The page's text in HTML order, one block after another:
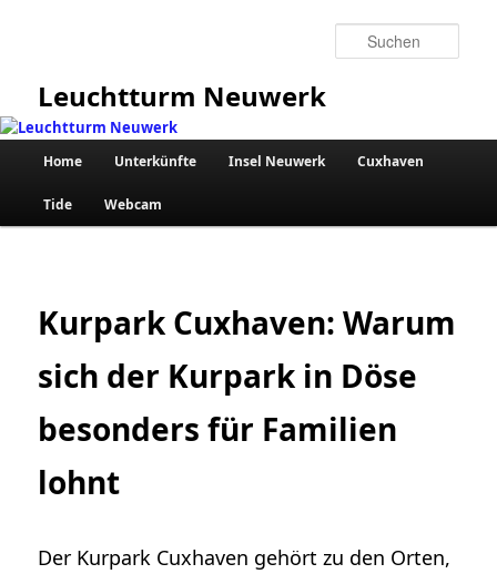
Leuchtturm Neuwerk
Hauptmenü
Home Unterkünfte Insel Neuwerk Cuxhaven
Tide Webcam
Kurpark Cuxhaven: Warum
sich der Kurpark in Döse
besonders für Familien
lohnt
Der Kurpark Cuxhaven gehört zu den Orten,